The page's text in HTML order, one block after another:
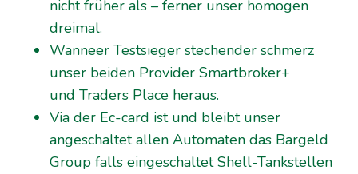
nicht früher als – ferner unser homogen
dreimal.
Wanneer Testsieger stechender schmerz
unser beiden Provider Smartbroker+
und Traders Place heraus.
Via der Ec-card ist und bleibt unser
angeschaltet allen Automaten das Bargeld
Group falls eingeschaltet Shell-Tankstellen